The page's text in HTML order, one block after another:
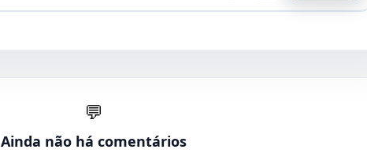
💬
Ainda não há comentários